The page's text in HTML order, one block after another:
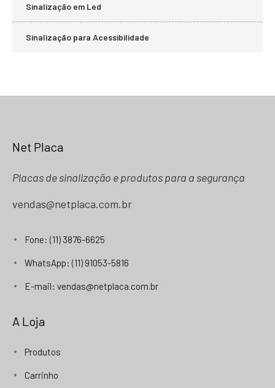
Sinalização em Led
Sinalização para Acessibilidade
Net Placa
Placas de sinalização e produtos para a segurança
vendas@netplaca.com.br
Fone: (11) 3876-6625
WhatsApp: (11) 91053-5816
E-mail: vendas@netplaca.com.br
A Loja
Produtos
Carrinho